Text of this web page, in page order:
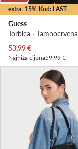
extra -15% Kod: LAST
Guess
Torbica · Tamnocrvena
Trenutna cijena
53,99€
Najniža cijena59,99 €